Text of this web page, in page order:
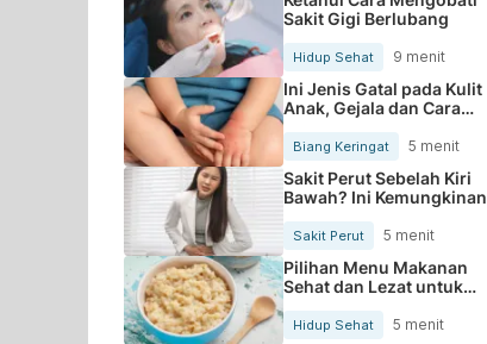
Sakit Gigi Berlubang
Hidup Sehat 9 menit
Ini Jenis Gatal pada Kulit
Anak, Gejala dan Cara
Mengobatinya
Biang Keringat 5 menit
Sakit Perut Sebelah Kiri
Bawah? Ini Kemungkinan
Sakit Perut 5 menit
Pilihan Menu Makanan
Sehat dan Lezat untuk
Mengurangi Kolesterol
Hidup Sehat 5 menit